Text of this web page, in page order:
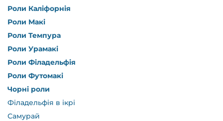
Роли Каліфорнія
Роли Макі
Роли Темпура
Роли Урамакі
Роли Філадельфія
Роли Футомакі
Чорні роли
Філадельфія в ікрі
Самурай